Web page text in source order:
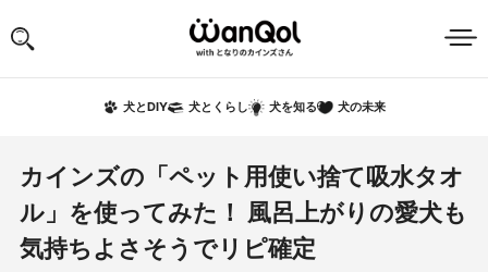
犬とDIY 犬とくらし 犬を知る 犬の未来
カインズの「ペット用使い捨て吸水タオ
ル」を使ってみた！ 風呂上がりの愛犬も
気持ちよさそうでリピ確定